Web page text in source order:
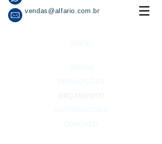
vendas@alfario.com.br